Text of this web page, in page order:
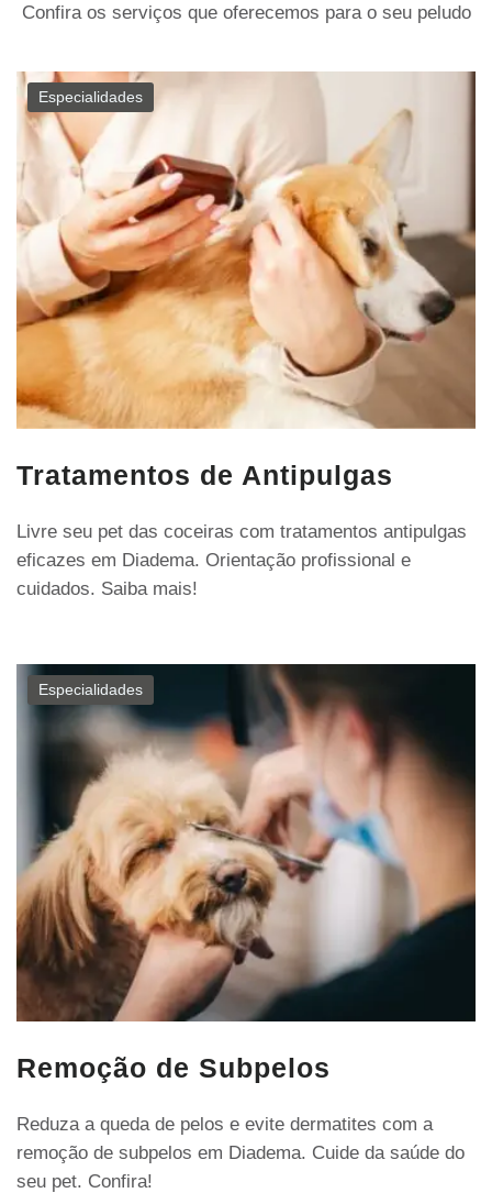
Confira os serviços que oferecemos para o seu peludo
Especialidades
Tratamentos de Antipulgas
Livre seu pet das coceiras com tratamentos antipulgas
eficazes em Diadema. Orientação profissional e
cuidados. Saiba mais!
Especialidades
Remoção de Subpelos
Reduza a queda de pelos e evite dermatites com a
remoção de subpelos em Diadema. Cuide da saúde do
seu pet. Confira!